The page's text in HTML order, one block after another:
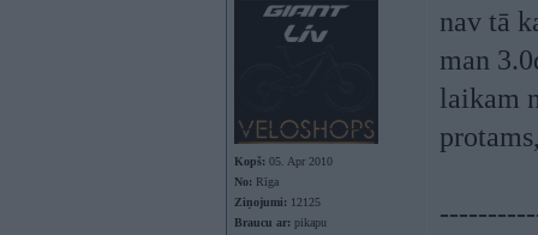
Kopš: 05. Apr 2010
No: Rīga
Ziņojumi: 12125
Braucu ar: pikapu
nav tā
man
laikam